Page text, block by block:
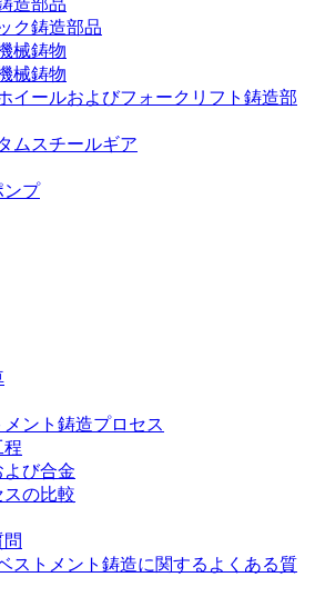
ク鋳造部品
械鋳物
械鋳物
イールおよびフォークリフト鋳造部
ムスチールギア
ンプ
ント鋳造プロセス
程
び合金
の比較
ストメント鋳造に関するよくある質